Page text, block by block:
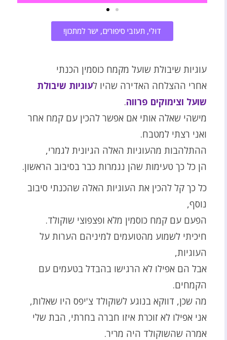
דוּלי, תעזבי סיפורים, ישר למתכון!
עוגיות שיבולת שועל מקמח כוסמין הכנתי
אחרי ההצלחה האדירה שהיו לעוגיות שיבולת
שועל וצימוקים פרווה.
מישהי שאלה אותי אם אפשר להכין עם קמח אחר
ואני רצתי למטבח.
ההתלהבות מהעוגיות האלה הגיונית לגמרי,
הן כל כך טעימות שהן נגמרות כבר בסיבוב הראשון.
כל כך קל להכין את העוגיות האלה שהכנתי סיבוב
נוסף,
הפעם עם קמח כוסמין מלא ופצפוצי שוקולד.
חיכיתי לשמוע מהטועמים למיניהם הערות על
העוגיות,
אבל הם אפילו לא הרגישו בהבדל בטעמים עם
הקמחים.
מה שכן, דווקא בנוגע לשוקולד צ'יפס היו שאלות,
אני אפילו לא זוכרת איזו חברה בחרתי, הבת שלי
אמרה שהשוקולד היה מריר.